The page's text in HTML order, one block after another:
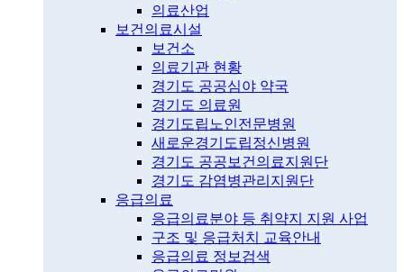
의료산업
보건의료시설
보건소
의료기관 현황
경기도 공공심야 약국
경기도 의료원
경기도립노인전문병원
새로운경기도립정신병원
경기도 공공보건의료지원단
경기도 감염병관리지원단
응급의료
응급의료분야 등 취약지 지원 사업
구조 및 응급처치 교육안내
응급의료 정보검색